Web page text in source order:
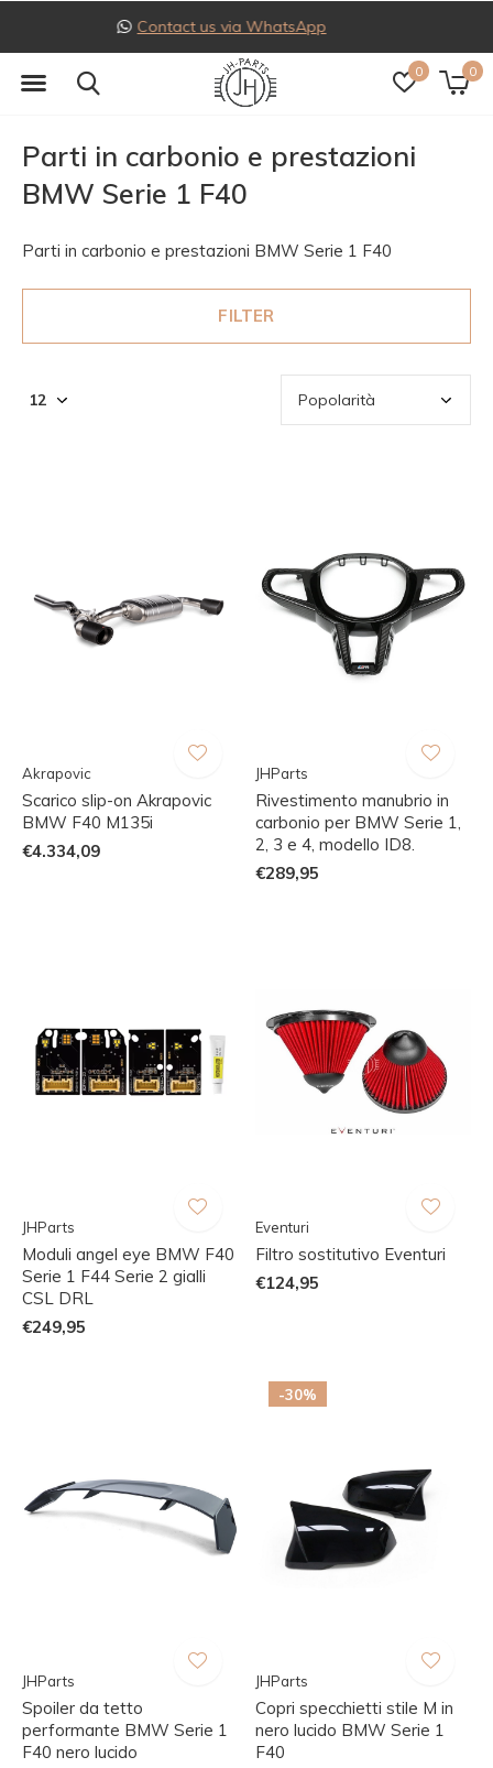
0 0
Follow us on Instagram
Parti in carbonio e prestazioni
BMW Serie 1 F40
Parti in carbonio e prestazioni BMW Serie 1 F40
FILTER
Akrapovic
Scarico slip-on Akrapovic
BMW F40 M135i
€4.334,09
JHParts
Rivestimento manubrio in
carbonio per BMW Serie 1,
2, 3 e 4, modello ID8.
€289,95
JHParts
Moduli angel eye BMW F40
Serie 1 F44 Serie 2 gialli
CSL DRL
€249,95
Eventuri
Filtro sostitutivo Eventuri
€124,95
JHParts
Spoiler da tetto
performante BMW Serie 1
F40 nero lucido
-30%
JHParts
Copri specchietti stile M in
nero lucido BMW Serie 1
F40